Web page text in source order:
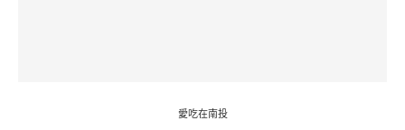
愛吃在南投